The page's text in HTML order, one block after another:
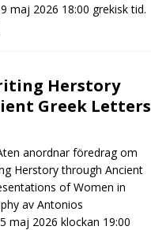
maj 2026 18:00 grekisk tid.
Herstory
Greek Letters
anordnar föredrag om
Herstory through Ancient
of Women in
av Antonios
maj 2026 klockan 19:00